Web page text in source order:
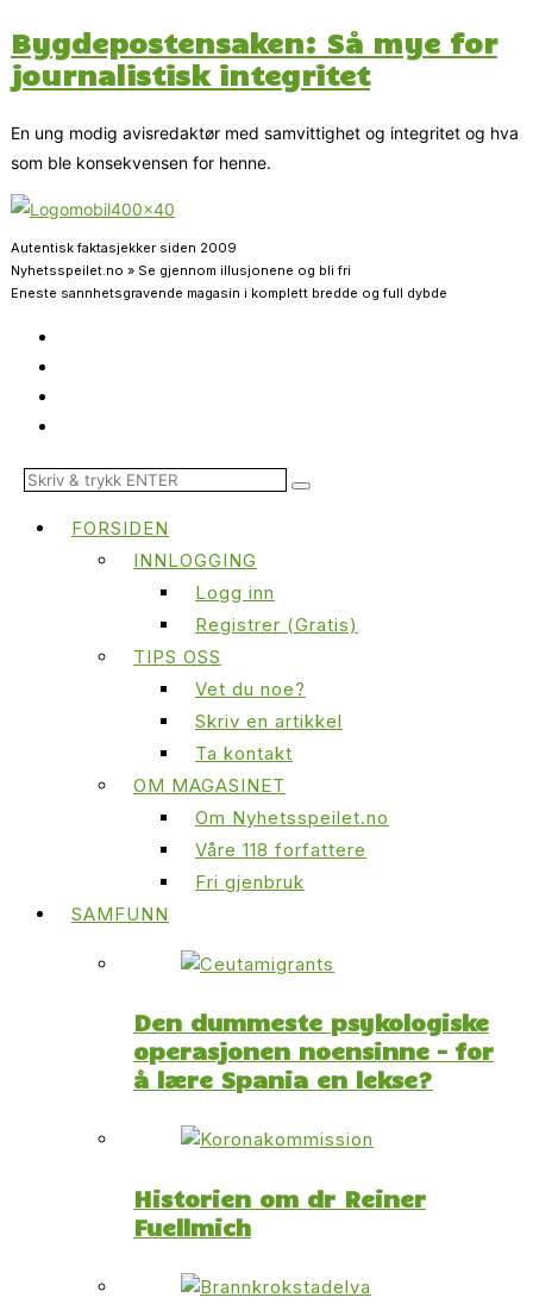
Bygdepostensaken: Så mye for
journalistisk integritet
En ung modig avisredaktør med samvittighet og integritet og hva
som ble konsekvensen for henne.
Autentisk faktasjekker siden 2009
Nyhetsspeilet.no » Se gjennom illusjonene og bli fri
Eneste sannhetsgravende magasin i komplett bredde og full dybde
FORSIDEN
INNLOGGING
Logg inn
Registrer (Gratis)
TIPS OSS
Vet du noe?
Skriv en artikkel
Ta kontakt
OM MAGASINET
Om Nyhetsspeilet.no
Våre 118 forfattere
Fri gjenbruk
SAMFUNN
Den dummeste psykologiske
operasjonen noensinne – for
å lære Spania en lekse?
Historien om dr Reiner
Fuellmich